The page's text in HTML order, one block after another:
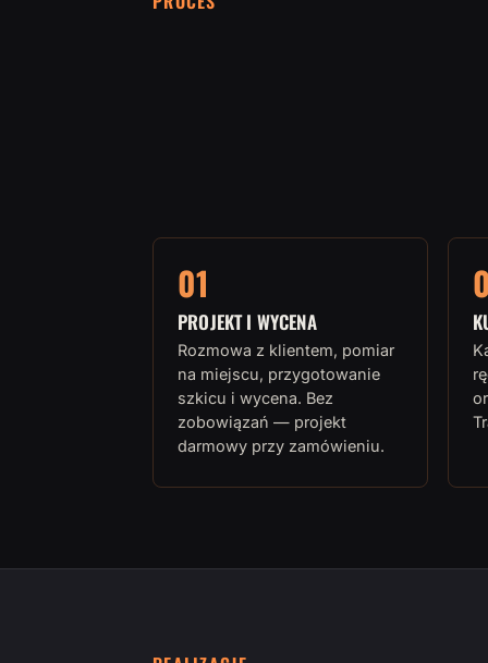
01
PROJEKT I WYCENA
Rozmowa z klientem, pomiar
na miejscu, przygotowanie
szkicu i wycena. Bez
zobowiązań — projekt
darmowy przy zamówieniu.